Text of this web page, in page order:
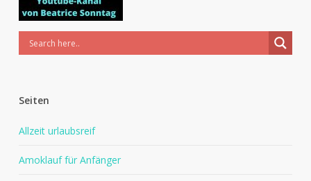
Seiten
Allzeit urlaubsreif
Amoklauf für Anfänger